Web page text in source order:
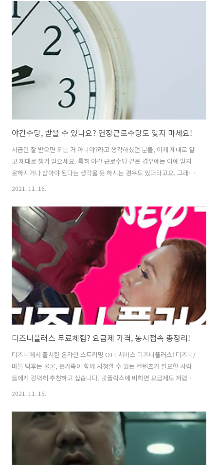
룸 구하기 체크 리스트' 몇 가지 소개하려고 합니다. 집 구하기, 원룸 체
크리스트 1. 어플 대신, 직접 보자 혹시 어플로만 집을 구하려고 하시는
분들이 있나요? 참고를 하는 건 좋지만, 허위매물도 많고 카메라로 어떤
구도에서 어떤 각도 및 화각으로 찍느냐에 따라서 실제와 다를 수 있는
만큼 꼭 발품을 팔아 직접 확인해보는 것이 중요하답니다. 직접 집으..
야간수당, 받을 수 있나요? 연장근로수당도 잊지 마세요!
시급만 잘 받으면 되는 거 아니야?라고 생각하셨던 분들, 이제 제대로 알
고 제대로 챙겨 받으세요. 특히 야간 근로수당 같은 경우에는 아예 받지
못하시거나 받아야 된다는 생각을 못 하시는 경우도 있더라고요. 그래서
오늘은 야간수당에 대해 짚어드리려고 합니다. 야간수당 기준, 계산 야간
여 “사용자가 근로자에게 야간근로를 시킬 경우에 지급하는 수당으로 통
상임금의 100분의 50 이상을 가산하여 지급하여야 한다”라고 명시되어
있답니다. 야간시간은 오후 10시부터 오전 6시까지로 이때 일을 하게 되
면 시급의 1.5배를 받으셔야 합니다. 만약 시급 8,000원을 받고 오후 10
시부터 오전 6시까지 시간 사이에 일을 하신다면 그 시간 동안의 시급은
8..
2021. 11. 16.
디즈니플러스 무료체험? 요금제 가격, 동시접속 총정리!
디즈니에서 출시한 온라인 스트리밍 OTT 서비스 디즈니플러스! 디즈니/
마블 덕후는 물론, 온가족이 함께 시청할 수 있는 컨텐츠가 필요한 사람
들에게 강력히 추천하고 싶습니다. 넷플릭스에 비하면 요금제도 저렴하
고, 보유하고 있는 애니메이션 숫자도 매우 다양하거든요. 웬만한 모든
않으면 보기 힘든 NG 장면 모음, 인터뷰, 비하인드씬같은 부가영상까지
폭넓게 제공하고 있어 쏠쏠한 재미가 있어요. 오늘은 디즈니플러스 요금
제, 동시 접속 여부, 무료체험 정보, 추천 콘텐츠를 아래에 정리해 보았습
니다. 디즈니플러스 요금제 정리 디즈니플러스 요금제 동시접속 가능?
월간 9,900원 연간 99,000원 디즈니플러스 요금제 월간 9,900원 혹은
2021. 11. 15.